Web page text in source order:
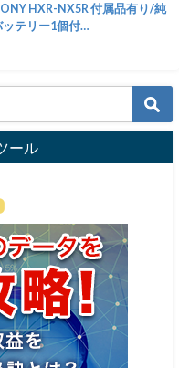
HXR-NX5R 付属品有り/純
ッテリー1個付
ール